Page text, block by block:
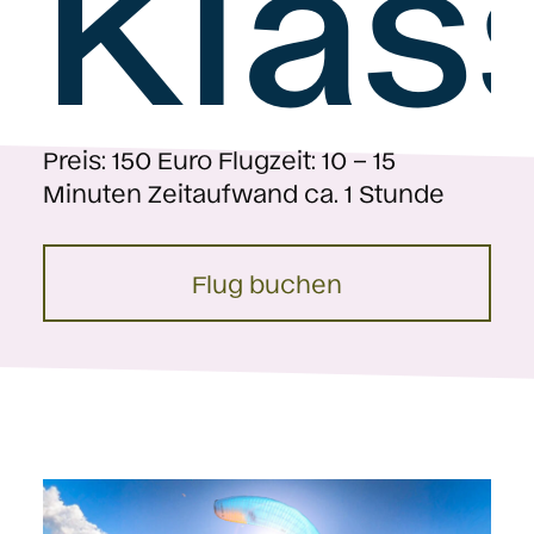
Preis: 150 Euro Flugzeit: 10 – 15
Minuten Zeitaufwand ca. 1 Stunde
Flug buchen